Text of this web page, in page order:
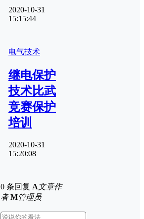
2020-10-31
15:15:44
电气技术
继电保护
技术比武
竞赛保护
培训
2020-10-31
15:20:08
0 条回复 A文章作
者 M管理员